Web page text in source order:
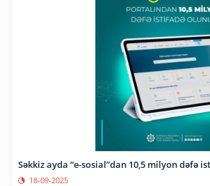
Səkkiz ayda “e-sosial”dan 10,5 milyon dəfə
18-09-2025